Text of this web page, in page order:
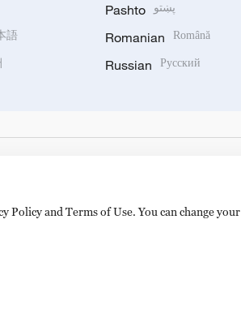
語
Pashto پښتو
Romanian Română
Russian Русский
Policy and Terms of Use. You can change your